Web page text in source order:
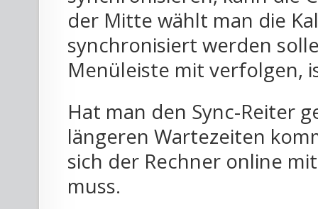
der Mitte wählt man die
synchronisiert werden
Menüleiste mit verfolgen,
Hat man den Sync-Reiter
längeren Wartezeiten
sich der Rechner online
muss.